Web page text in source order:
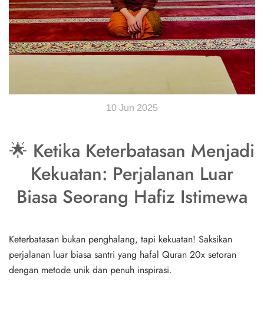
10 Jun 2025
🌟 Ketika Keterbatasan Menjadi
Kekuatan: Perjalanan Luar
Biasa Seorang Hafiz Istimewa
Keterbatasan bukan penghalang, tapi kekuatan! Saksikan
perjalanan luar biasa santri yang hafal Quran 20x setoran
dengan metode unik dan penuh inspirasi.